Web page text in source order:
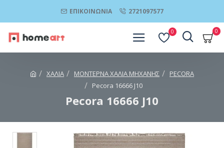
ΕΠΙΚΟΙΝΩΝΊΑ 2721097577
0 0
ΧΑΛΙΑ ΜΟΝΤΕΡΝΑ ΧΑΛΙΑ ΜΗΧΑΝΗΣ
PECORA
Pecora 16666 J10
Pecora 16666 J10